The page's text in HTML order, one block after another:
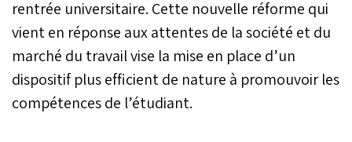
rentrée universitaire. Cette nouvelle réforme qui
vient en réponse aux attentes de la société et du
marché du travail vise la mise en place d’un
dispositif plus efficient de nature à promouvoir les
compétences de l’étudiant.